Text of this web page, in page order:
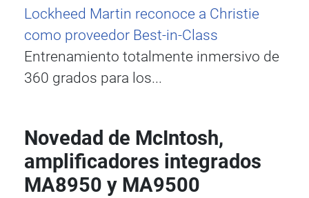
Lockheed Martin reconoce a Christie
como proveedor Best-in-Class
Entrenamiento totalmente inmersivo de
360 grados para los...
Novedad de McIntosh,
amplificadores integrados
MA8950 y MA9500